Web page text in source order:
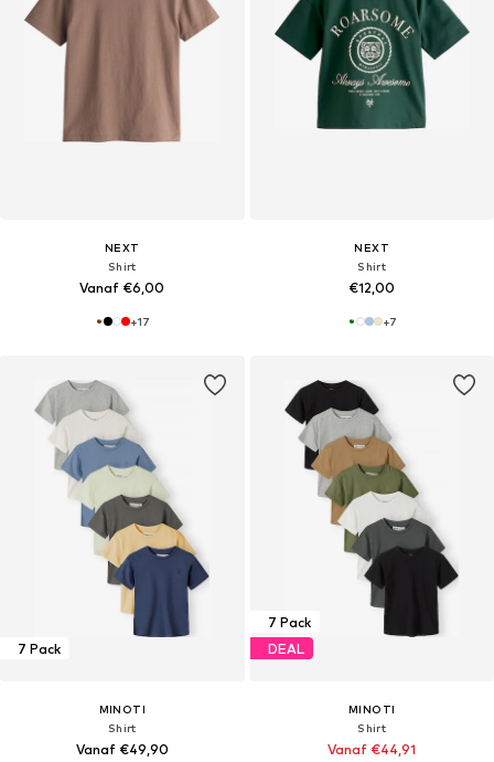
NEXT
Shirt
Vanaf €6,00
+17
NEXT
Shirt
€12,00
+7
7 Pack
MINOTI
Shirt
Vanaf €49,90
7 Pack
DEAL
MINOTI
Shirt
Vanaf €44,91